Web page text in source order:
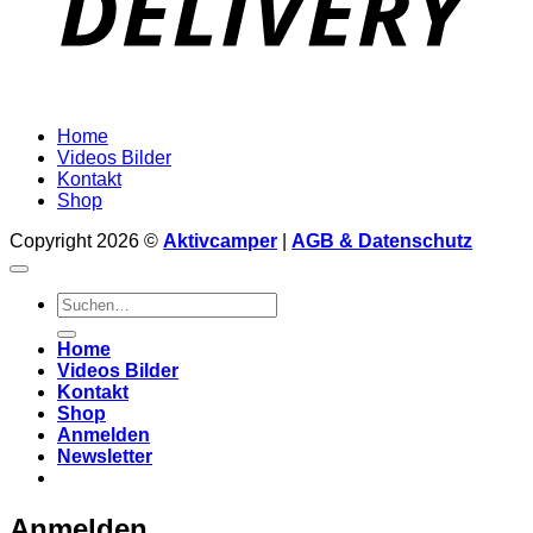
Home
Videos Bilder
Kontakt
Shop
Copyright 2026 © Aktivcamper AGB & Datenschutz
Suchen
nach:
Home
Videos Bilder
Kontakt
Shop
Anmelden
Newsletter